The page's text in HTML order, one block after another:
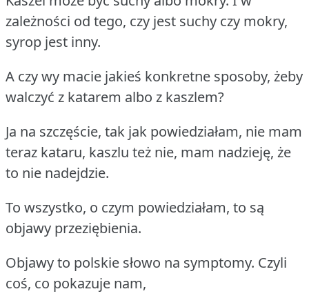
zależności od tego, czy jest suchy czy mokry,
syrop jest inny.
A czy wy macie jakieś konkretne sposoby, żeby
walczyć z katarem albo z kaszlem?
Ja na szczęście, tak jak powiedziałam, nie mam
teraz kataru, kaszlu też nie, mam nadzieję, że
to nie nadejdzie.
To wszystko, o czym powiedziałam, to są
objawy przeziębienia.
Objawy to polskie słowo na symptomy. Czyli
coś, co pokazuje nam,